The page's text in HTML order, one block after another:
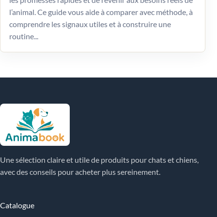
l’animal. Ce guide vous aide à comparer avec méthode, à
comprendre les signaux utiles et à construire une
routine...
Une sélection claire et utile de produits pour chats et chiens,
avec des conseils pour acheter plus sereinement.
Catalogue